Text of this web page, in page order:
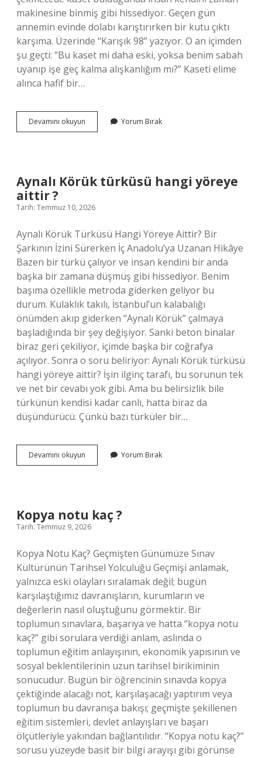
makinesine binmiş gibi hissediyor. Geçen gün
annemin evinde dolabı karıştırırken bir kutu çıktı
karşıma. Üzerinde “Karışık 98” yazıyor. O an içimden
şu geçti: “Bu kaset mi daha eski, yoksa benim sabah
uyanıp işe geç kalma alışkanlığım mı?” Kaseti elime
alınca hafif bir…
Devamını okuyun Kasetlerin
ömrü
Yorum Bırak
Aynalı Körük türküsü hangi yöreye
aittir ?
Tarih: Temmuz 10, 2026
Aynalı Körük Türküsü Hangi Yöreye Aittir? Bir
Şarkının İzini Sürerken İç Anadolu’ya Uzanan Hikâye
Bazen bir türkü çalıyor ve insan kendini bir anda
başka bir zamana düşmüş gibi hissediyor. Benim
başıma özellikle metroda giderken geliyor bu
durum. Kulaklık takılı, İstanbul’un kalabalığı
önümden akıp giderken “Aynalı Körük” çalmaya
başladığında bir şey değişiyor. Sanki beton binalar
biraz geri çekiliyor, içimde başka bir coğrafya
açılıyor. Sonra o soru beliriyor: Aynalı Körük türküsü
hangi yöreye aittir? İşin ilginç tarafı, bu sorunun tek
ve net bir cevabı yok gibi. Ama bu belirsizlik bile
türkünün kendisi kadar canlı, hatta biraz da
düşündürücü. Çünkü bazı türküler bir…
Devamını okuyun
Körük
?
Yorum Bırak
Kopya notu kaç ?
Tarih: Temmuz 9, 2026
Kopya Notu Kaç? Geçmişten Günümüze Sınav
Kültürünün Tarihsel Yolculuğu Geçmişi anlamak,
yalnızca eski olayları sıralamak değil; bugün
karşılaştığımız davranışların, kurumların ve
değerlerin nasıl oluştuğunu görmektir. Bir
toplumun sınavlara, başarıya ve hatta “kopya notu
kaç?” gibi sorulara verdiği anlam, aslında o
toplumun eğitim anlayışının, ekonomik yapısının ve
sosyal beklentilerinin uzun tarihsel birikiminin
sonucudur. Bugün bir öğrencinin sınavda kopya
çektiğinde alacağı not, karşılaşacağı yaptırım veya
toplumun bu davranışa bakışı; geçmişte şekillenen
eğitim sistemleri, devlet anlayışları ve başarı
ölçütleriyle yakından bağlantılıdır. “Kopya notu kaç?”
sorusu yüzeyde basit bir bilgi arayışı gibi görünse